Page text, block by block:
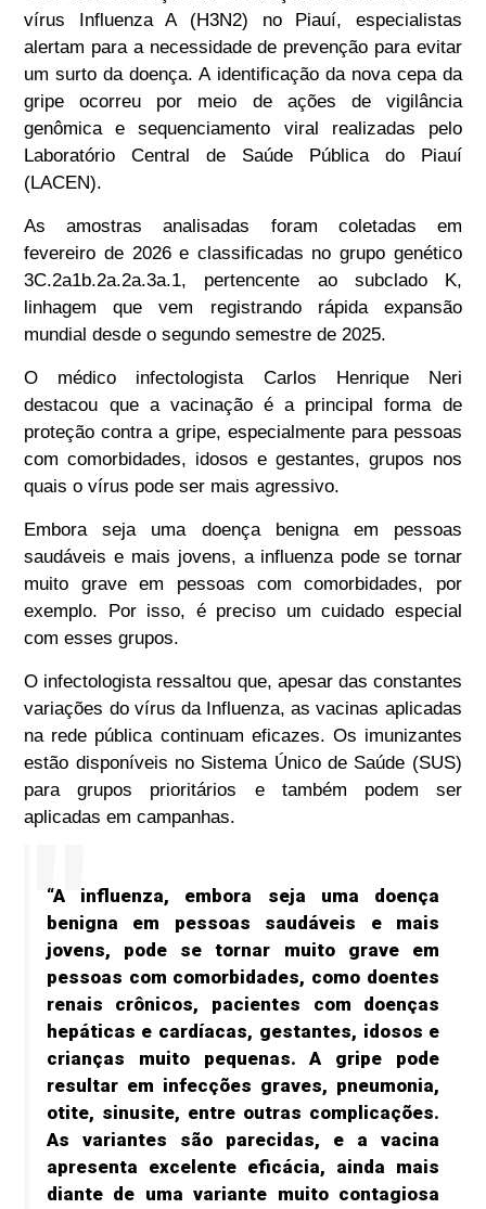
vírus Influenza A (H3N2) no Piauí, especialistas
alertam para a necessidade de prevenção para evitar
um surto da doença. A identificação da nova cepa da
gripe ocorreu por meio de ações de vigilância
genômica e sequenciamento viral realizadas pelo
Laboratório Central de Saúde Pública do Piauí
(LACEN).
As amostras analisadas foram coletadas em
fevereiro de 2026 e classificadas no grupo genético
3C.2a1b.2a.2a.3a.1, pertencente ao subclado K,
linhagem que vem registrando rápida expansão
mundial desde o segundo semestre de 2025.
O médico infectologista Carlos Henrique Neri
destacou que a vacinação é a principal forma de
proteção contra a gripe, especialmente para pessoas
com comorbidades, idosos e gestantes, grupos nos
quais o vírus pode ser mais agressivo.
Embora seja uma doença benigna em pessoas
saudáveis e mais jovens, a influenza pode se tornar
muito grave em pessoas com comorbidades, por
exemplo. Por isso, é preciso um cuidado especial
com esses grupos.
O infectologista ressaltou que, apesar das constantes
variações do vírus da Influenza, as vacinas aplicadas
na rede pública continuam eficazes. Os imunizantes
estão disponíveis no Sistema Único de Saúde (SUS)
para grupos prioritários e também podem ser
aplicadas em campanhas.
“A influenza, embora seja uma doença
benigna em pessoas saudáveis e mais
jovens, pode se tornar muito grave em
pessoas com comorbidades, como doentes
renais crônicos, pacientes com doenças
hepáticas e cardíacas, gestantes, idosos e
crianças muito pequenas. A gripe pode
resultar em infecções graves, pneumonia,
otite, sinusite, entre outras complicações.
As variantes são parecidas, e a vacina
apresenta excelente eficácia, ainda mais
diante de uma variante muito contagiosa